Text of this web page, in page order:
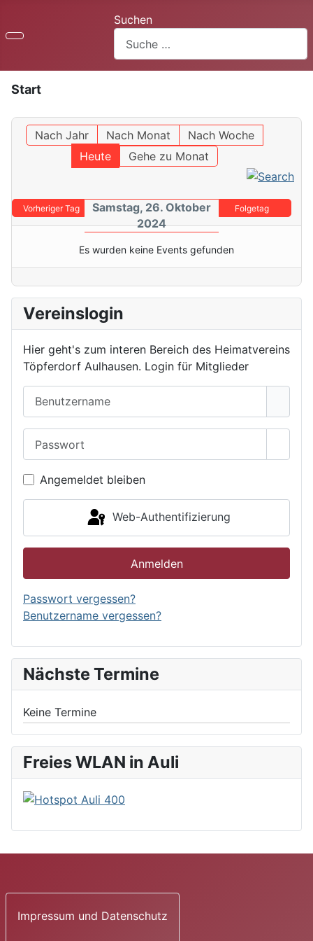
Suchen
Start
Nach Jahr Nach Monat
Nach Woche
Heute
Gehe zu Monat
Vorheriger Tag
Samstag, 26. Oktober
2024
Folgetag
Es wurden keine Events gefunden
Vereinslogin
Hier geht's zum interen Bereich des Heimatvereins
Töpferdorf Aulhausen. Login für Mitglieder
Angemeldet bleiben
Web-Authentifizierung
Anmelden
Passwort vergessen?
Benutzername vergessen?
Nächste Termine
Keine Termine
Freies WLAN in Auli
Impressum und Datenschutz